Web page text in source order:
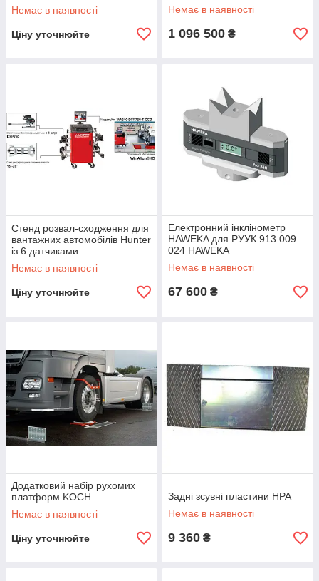
Немає в наявності
Ціну уточнюйте
Немає в наявності
1 096 500 ₴
Стенд розвал-сходження для
вантажних автомобілів Hunter
із 6 датчиками
Немає в наявності
Ціну уточнюйте
Електронний інклінометр
HAWEKA для РУУК 913 009
024 HAWEKA
Немає в наявності
67 600 ₴
Додатковий набір рухомих
платформ KOCH
Немає в наявності
Ціну уточнюйте
Задні зсувні пластини HPA
Немає в наявності
9 360 ₴